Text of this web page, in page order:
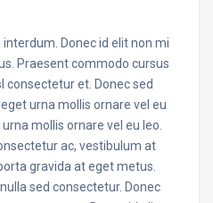
Donec id elit non mi
Praesent commodo cursus
consectetur et. Donec sed
urna mollis ornare vel eu
mollis ornare vel eu leo.
ac, vestibulum at
gravida at eget metus.
sed consectetur. Donec